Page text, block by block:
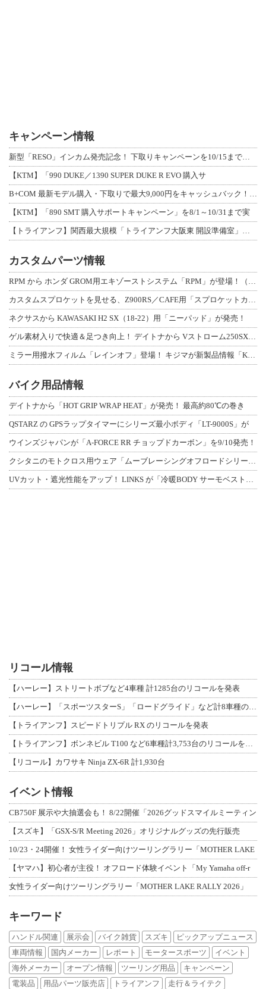
キャンペーン情報
新型「RESO」インカム発売記念！ 下取りキャンペーンを10/15まで延長して開
【KTM】「990 DUKE／1390 SUPER DUKE R EVO 購入サ
B+COM 最新モデル購入・下取りで最大9,000円をキャッシュバック！「B+F
【KTM】「890 SMT 購入サポートキャンペーン」を8/1～10/31まで実
【トライアンフ】関西最大規模「トライアンフ大阪東 開設準備室」がオープン！ 限定
カスタムパーツ情報
RPM から ホンダ GROM用エキゾーストシステム「RPM」が登場！（動画あり
カスタムスプロケットを見せる、Z900RS／CAFE用「スプロケットカバーフルキ
ネクサスから KAWASAKI H2 SX（18-22）用「ニーパッド」が発売！
ゲル素材入りで快適＆足つき向上！ デイトナから Vストローム250SX用「快適ロ
ミラー用撥水フィルム「レインオフ」登場！ キジマが新製品情報「KIJIMA NE
バイク用品情報
デイトナから「HOT GRIP WRAP HEAT」が発売！ 最高約80℃の巻き
QSTARZ の GPSラップタイマーにシリーズ最小ボディ「LT-9000S」が
ウインズジャパンが「A-FORCE RR チョップドカーボン」を9/10発売！
クシタニのモトクロス用ウェア「ムーブレーシングオフロードシリーズ」3アイテムが登
UVカット・遮光性能をアップ！ LINKS が「冷暖BODY サーモベスト」改良
リコール情報
【ハーレー】ストリートボブなど4車種 計1285台のリコールを発表
【ハーレー】「スポーツスターS」「ロードグライド」など計8車種のリコールを発表
【トライアンフ】スピードトリプル RX のリコールを発表
【トライアンフ】ボンネビル T100 など6車種計3,753台のリコールを発表
【リコール】カワサキ Ninja ZX-6R 計1,930台
イベント情報
CB750F 展示や大抽選会も！ 8/22開催「2026グッドスマイルミーティン
【スズキ】「GSX-S/R Meeting 2026」オリジナルグッズの先行販売
10/23・24開催！ 女性ライダー向けツーリングラリー「MOTHER LAKE
【ヤマハ】初心者が主役！ オフロード体験イベント「My Yamaha off-r
女性ライダー向けツーリングラリー「MOTHER LAKE RALLY 2026」
キーワード
ハンドル関連 展示会 バイク雑貨 スズキ
ピックアップニュース
車両情報
国内メーカー レポート モータースポーツ
イベント
海外メーカー
オープン情報 ツーリング用品
キャンペーン
電装品
用品パーツ販売店 トライアンフ 走行＆ライテク